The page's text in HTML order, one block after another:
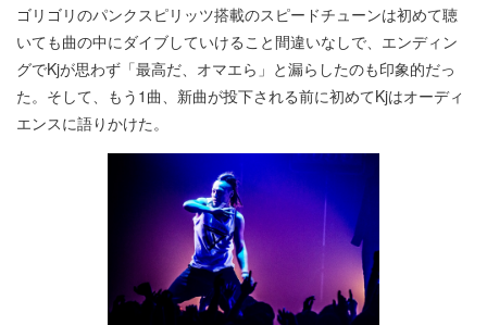
ゴリゴリのパンクスピリッツ搭載のスピードチューンは初めて聴
いても曲の中にダイブしていけること間違いなしで、エンディン
グでKjが思わず「最高だ、オマエら」と漏らしたのも印象的だっ
た。そして、もう1曲、新曲が投下される前に初めてKjはオーディ
エンスに語りかけた。